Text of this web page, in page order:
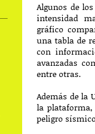
Algunos de
intensidad
gráfico
una tabla de
con
avanzadas
entre otras.
Además de la
la
peligro